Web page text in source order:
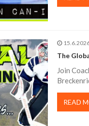
The
Join
READ